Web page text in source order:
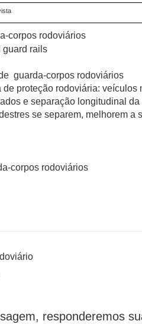
corpos rodoviários
guarda-corpos rodoviários
proteção rodoviária:
e separação longitudinal
se separem, melhorem
corpos rodoviários
responderemos